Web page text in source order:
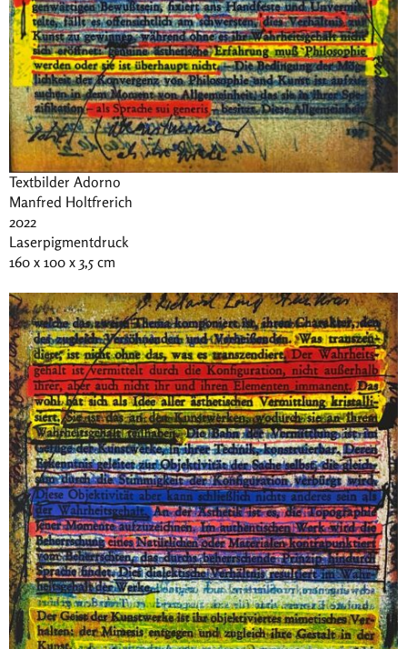
Textbilder Adorno
Manfred Holtfrerich
2022
Laserpigmentdruck
160 x 100 x 3,5 cm